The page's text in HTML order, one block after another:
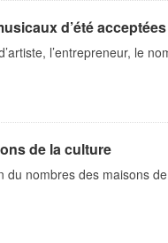
d’été
l’entrepreneur, le
de la culture
du nombres des maisons